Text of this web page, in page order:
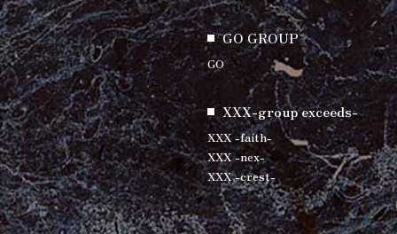
GO GROUP
GO
XXX-group exceeds-
XXX -faith-
XXX -nex-
XXX -crest-